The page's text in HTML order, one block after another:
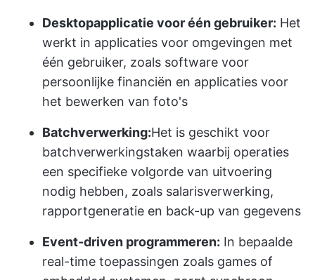
Desktopapplicatie voor één gebruiker: Het
werkt in applicaties voor omgevingen met
één gebruiker, zoals software voor
persoonlijke financiën en applicaties voor
het bewerken van foto's
Batchverwerking:Het is geschikt voor
batchverwerkingstaken waarbij operaties
een specifieke volgorde van uitvoering
nodig hebben, zoals salarisverwerking,
rapportgeneratie en back-up van gegevens
Event-driven programmeren: In bepaalde
real-time toepassingen zoals games of